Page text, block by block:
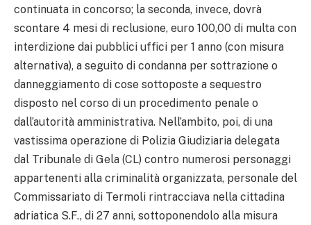
continuata in concorso; la seconda, invece, dovrà
scontare 4 mesi di reclusione, euro 100,00 di multa con
interdizione dai pubblici uffici per 1 anno (con misura
alternativa), a seguito di condanna per sottrazione o
danneggiamento di cose sottoposte a sequestro
disposto nel corso di un procedimento penale o
dall’autorità amministrativa. Nell’ambito, poi, di una
vastissima operazione di Polizia Giudiziaria delegata
dal Tribunale di Gela (CL) contro numerosi personaggi
appartenenti alla criminalità organizzata, personale del
Commissariato di Termoli rintracciava nella cittadina
adriatica S.F., di 27 anni, sottoponendolo alla misura